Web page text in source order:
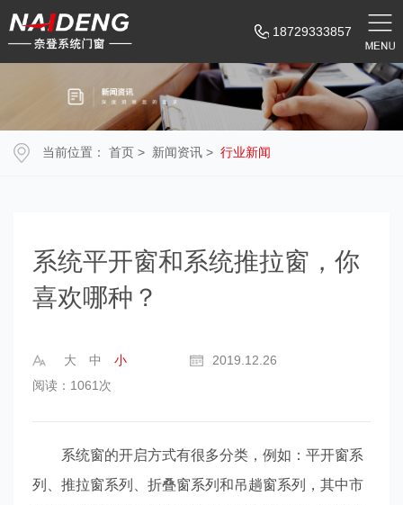
18729333857
当前位置： 首页 > 新闻资讯 > 行业新闻
系统平开窗和系统推拉窗，你
喜欢哪种？
大 中 小
2019.12.26
阅读：1061次
系统窗的开启方式有很多分类，例如：平开窗系
列、推拉窗系列、折叠窗系列和吊趟窗系列，其中市